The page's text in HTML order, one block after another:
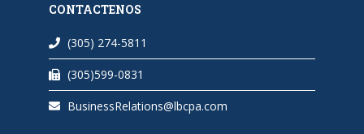
CONTACTENOS
(305) 274-5811
(305)599-0831
BusinessRelations@lbcpa.com